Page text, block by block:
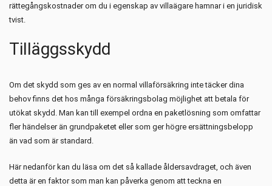
rättegångskostnader om du i egenskap av villaägare hamnar i en juridisk
tvist.
Tilläggsskydd
Om det skydd som ges av en normal villaförsäkring inte täcker dina
behov finns det hos många försäkringsbolag möjlighet att betala för
utökat skydd. Man kan till exempel ordna en paketlösning som omfattar
fler händelser än grundpaketet eller som ger högre ersättningsbelopp
än vad som är standard.
Här nedanför kan du läsa om det så kallade åldersavdraget, och även
detta är en faktor som man kan påverka genom att teckna en